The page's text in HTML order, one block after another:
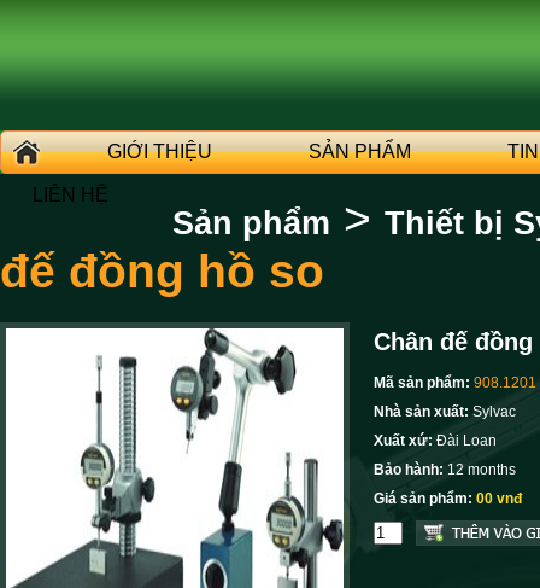
GIỚI THIỆU SẢN PHẨM
LIÊN HỆ
Sản phẩm > Thiết bị
đế đồng hồ so
Chân đế
Mã sản phẩm: 908.1201
Nhà sản xuất: Sylvac
Xuất xứ: Đài Loan
Bảo hành: 12 months
Giá sản phẩm: 00 vnđ